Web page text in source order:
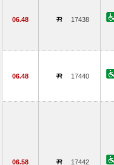
06.48 17438
06.48 17440
06.58 17442